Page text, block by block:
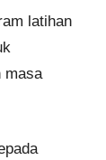
latihan
masa